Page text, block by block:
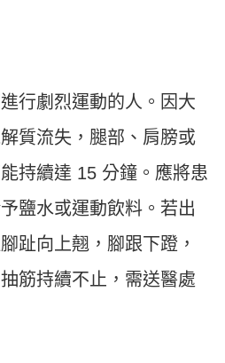
行劇烈運動的人。因大
質流失，腿部、肩膀或
持續達 15 分鐘。應將患
鹽水或運動飲料。若出
趾向上翹，腳跟下蹬，
筋持續不止，需送醫處